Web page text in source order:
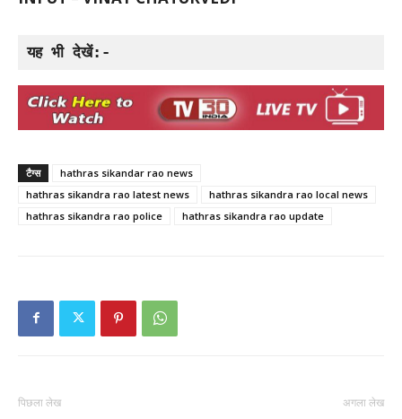
यह भी देखें:-
टैग्स
hathras sikandar rao news
hathras sikandra rao latest news
hathras sikandra rao local news
hathras sikandra rao police
hathras sikandra rao update
पिछला लेख अगला लेख